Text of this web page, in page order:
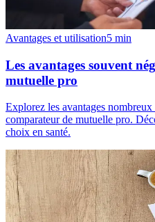
Avantages et utilisation5 min
Les avantages souvent
mutuelle pro
Explorez les avantages
comparateur de mutuelle pro.
choix en santé.